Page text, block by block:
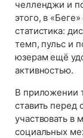
челленджи и
этого, в
статистика:
темп, пульс и
юзерам ещё
активностью.
В приложении
ставить перед
участвовать в
социальных